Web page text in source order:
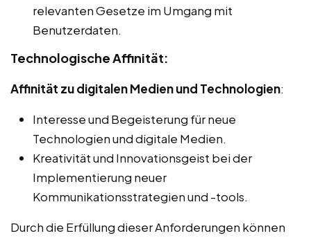
relevanten Gesetze im Umgang mit
Benutzerdaten.
Technologische Affinität:
Affinität zu digitalen Medien und Technologien:
Interesse und Begeisterung für neue
Technologien und digitale Medien.
Kreativität und Innovationsgeist bei der
Implementierung neuer
Kommunikationsstrategien und -tools.
Durch die Erfüllung dieser Anforderungen können